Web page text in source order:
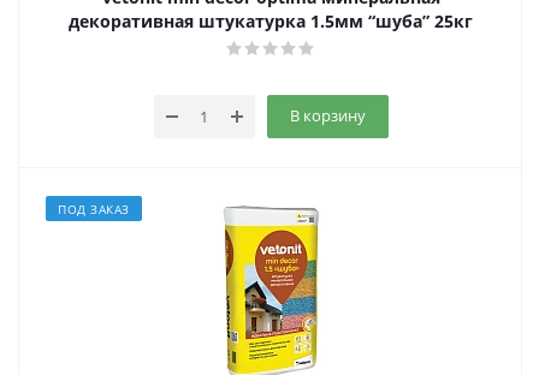
декоративная штукатурка 1.5мм “шуба” 25кг
В корзину
ПОД ЗАКАЗ